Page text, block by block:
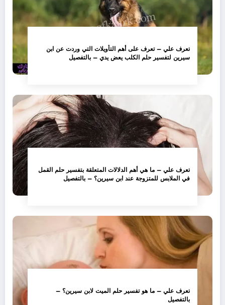
تعرف علي – تعرف على أهم التأويلات التي وردت عن ابن
سيرين لتفسير حلم الكلب يعض يدي – بالتفصيل
تعرف علي – ما هي أهم الدلالات المتعلقة بتفسير حلم القمل
في الملابس للمتزوجة عند ابن سيرين؟ – بالتفصيل
تعرف علي – ما هو تفسير حلم الميت لابن سيرين؟ –
بالتفصيل